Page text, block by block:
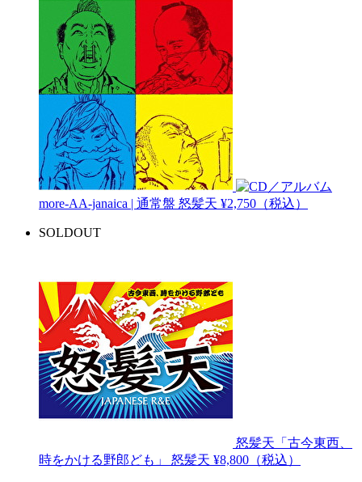
more-AA-janaica | 通常盤 怒髪天 ¥2,750（税込）
SOLDOUT
怒髪天「古今東西、
時をかける野郎ども」 怒髪天 ¥8,800（税込）